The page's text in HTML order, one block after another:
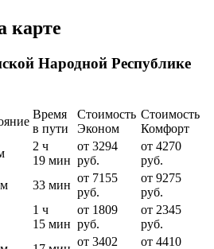
карте
Народной Республике
Время
в пути
Стоимость
Эконом
Стоимость
Комфорт
2 ч
19 мин
от 3294
руб.
от 4270
руб.
33 мин
от 7155
руб.
от 9275
руб.
1 ч
15 мин
от 1809
руб.
от 2345
руб.
от 3402 от 4410